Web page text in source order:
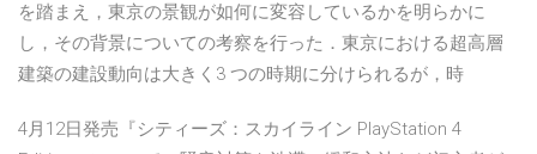
を踏まえ，東京の景観が如何に変容しているかを明らかに
し，その背景についての考察を行った．東京における超高層
建築の建設動向は大きく3 つの時期に分けられるが，時
4月12日発売『シティーズ：スカイライン PlayStation 4